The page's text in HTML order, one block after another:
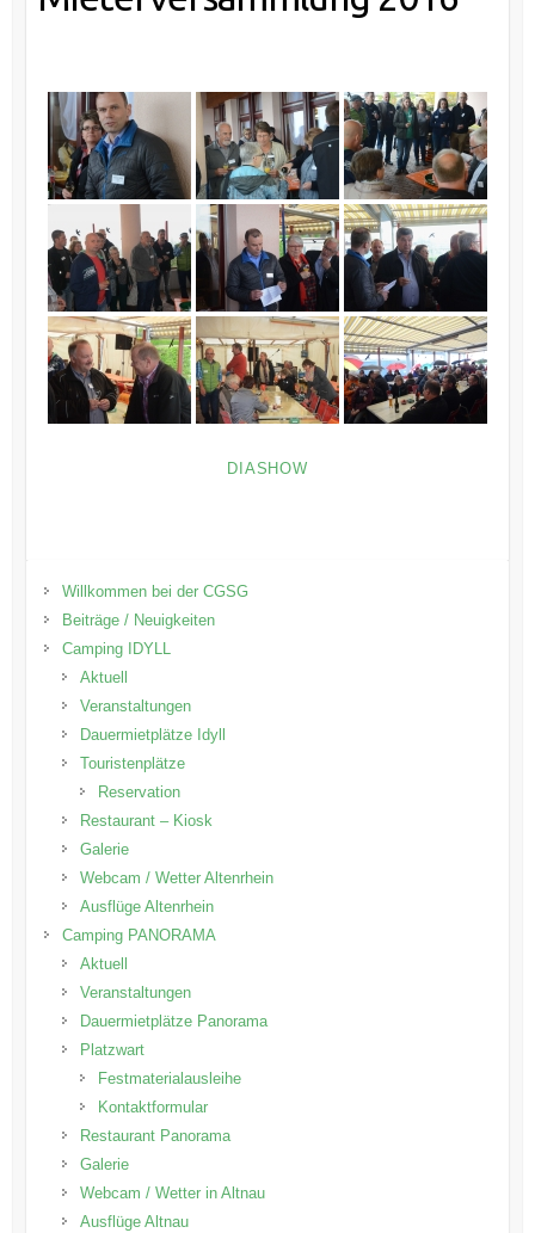
DIASHOW
Willkommen bei der CGSG
Beiträge / Neuigkeiten
Camping IDYLL
Aktuell
Veranstaltungen
Dauermietplätze Idyll
Touristenplätze
Reservation
Restaurant – Kiosk
Galerie
Webcam / Wetter Altenrhein
Ausflüge Altenrhein
Camping PANORAMA
Aktuell
Veranstaltungen
Dauermietplätze Panorama
Platzwart
Festmaterialausleihe
Kontaktformular
Restaurant Panorama
Galerie
Webcam / Wetter in Altnau
Ausflüge Altnau